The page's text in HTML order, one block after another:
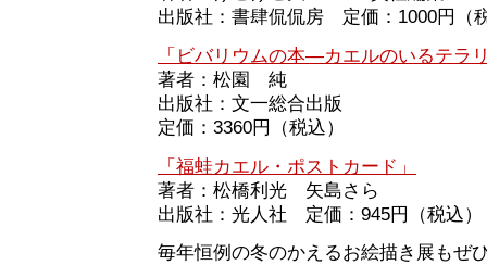
出版社：書肆侃侃房 定価：1000円（
「ビバリウムの本―カエルのいるテラ
著者：松園 純
出版社：文一総合出版
定価：3360円（税込）
「福蛙カエル・ポストカード」
著者：松橋利光 矢島さら
出版社：光人社 定価：945円（税込）
毎年恒例の冬のかえるお絵描き展もぜ